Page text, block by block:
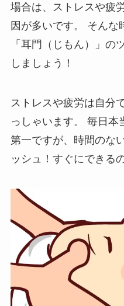
場合は、ストレスや疲
因が多いです。 そんな
「耳門（じもん）」の
しましょう！
ストレスや疲労は自分
っしゃいます。 毎日本
第一ですが、時間のな
ッシュ！すぐにできる